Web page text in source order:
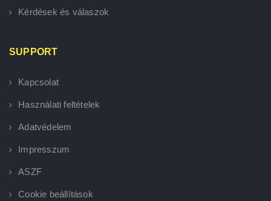
Kérdések és válaszok
SUPPORT
Kapcsolat
Használati feltételek
Adatvédelem
Impresszum
ASZF
Cookie beállítások